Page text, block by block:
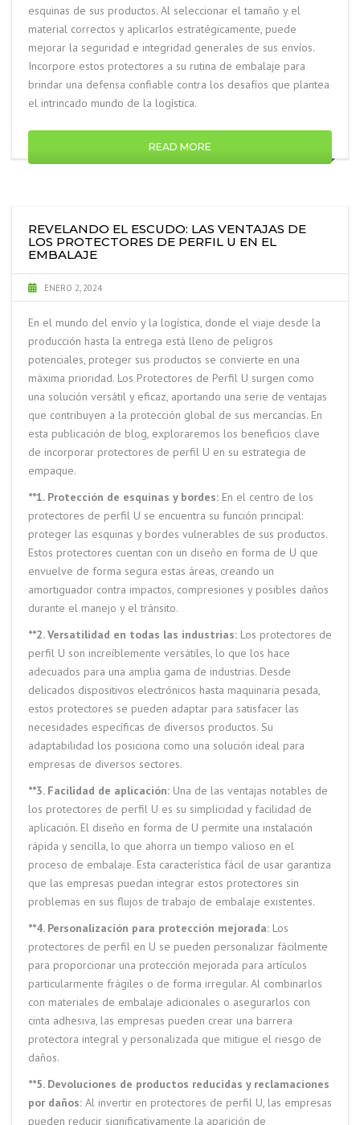
esquinas de sus productos. Al seleccionar el tamaño y el
material correctos y aplicarlos estratégicamente, puede
mejorar la seguridad e integridad generales de sus envíos.
Incorpore estos protectores a su rutina de embalaje para
brindar una defensa confiable contra los desafíos que plantea
el intrincado mundo de la logística.
READ MORE
REVELANDO EL ESCUDO: LAS VENTAJAS DE
LOS PROTECTORES DE PERFIL U EN EL
EMBALAJE
ENERO 2, 2024
En el mundo del envío y la logística, donde el viaje desde la
producción hasta la entrega está lleno de peligros
potenciales, proteger sus productos se convierte en una
máxima prioridad. Los Protectores de Perfil U surgen como
una solución versátil y eficaz, aportando una serie de ventajas
que contribuyen a la protección global de sus mercancías. En
esta publicación de blog, exploraremos los beneficios clave
de incorporar protectores de perfil U en su estrategia de
empaque.
**1. Protección de esquinas y bordes: En el centro de los
protectores de perfil U se encuentra su función principal:
proteger las esquinas y bordes vulnerables de sus productos.
Estos protectores cuentan con un diseño en forma de U que
envuelve de forma segura estas áreas, creando un
amortiguador contra impactos, compresiones y posibles daños
durante el manejo y el tránsito.
**2. Versatilidad en todas las industrias: Los protectores de
perfil U son increíblemente versátiles, lo que los hace
adecuados para una amplia gama de industrias. Desde
delicados dispositivos electrónicos hasta maquinaria pesada,
estos protectores se pueden adaptar para satisfacer las
necesidades específicas de diversos productos. Su
adaptabilidad los posiciona como una solución ideal para
empresas de diversos sectores.
**3. Facilidad de aplicación: Una de las ventajas notables de
los protectores de perfil U es su simplicidad y facilidad de
aplicación. El diseño en forma de U permite una instalación
rápida y sencilla, lo que ahorra un tiempo valioso en el
proceso de embalaje. Esta característica fácil de usar garantiza
que las empresas puedan integrar estos protectores sin
problemas en sus flujos de trabajo de embalaje existentes.
**4. Personalización para protección mejorada: Los
protectores de perfil en U se pueden personalizar fácilmente
para proporcionar una protección mejorada para artículos
particularmente frágiles o de forma irregular. Al combinarlos
con materiales de embalaje adicionales o asegurarlos con
cinta adhesiva, las empresas pueden crear una barrera
protectora integral y personalizada que mitigue el riesgo de
daños.
**5. Devoluciones de productos reducidas y reclamaciones
por daños: Al invertir en protectores de perfil U, las empresas
pueden reducir significativamente la aparición de